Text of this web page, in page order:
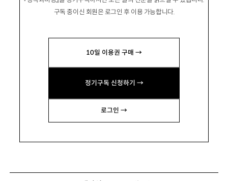
구독 중이신 회원은 로그인 후 이용 가능합니다.
10일 이용권 구매 →
정기구독 신청하기 →
로그인 →